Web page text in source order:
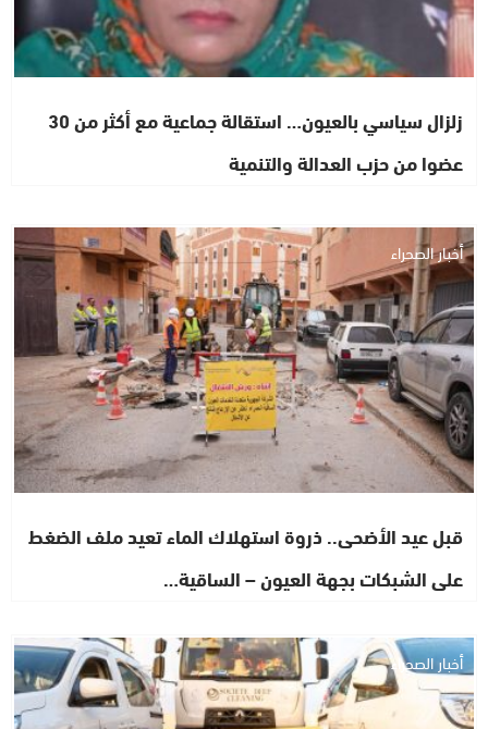
زلزال سياسي بالعيون… استقالة جماعية مع أكثر من 30
عضوا من حزب العدالة والتنمية
أخبار الصحراء
قبل عيد الأضحى.. ذروة استهلاك الماء تعيد ملف الضغط
على الشبكات بجهة العيون – الساقية…
أخبار الصحراء